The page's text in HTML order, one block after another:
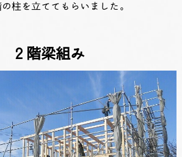
柱を立ててもらいました。
２階梁組み